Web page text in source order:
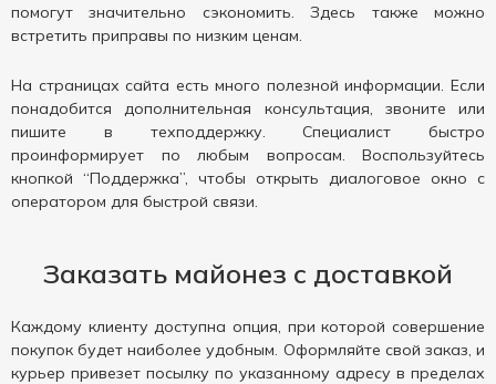
помогут значительно сэкономить. Здесь также можно
встретить приправы по низким ценам.
На страницах сайта есть много полезной информации. Если
понадобится дополнительная консультация, звоните или
пишите в техподдержку. Специалист быстро
проинформирует по любым вопросам. Воспользуйтесь
кнопкой “Поддержка”, чтобы открыть диалоговое окно с
оператором для быстрой связи.
Заказать майонез с доставкой
Каждому клиенту доступна опция, при которой совершение
покупок будет наиболее удобным. Оформляйте свой заказ, и
курьер привезет посылку по указанному адресу в пределах